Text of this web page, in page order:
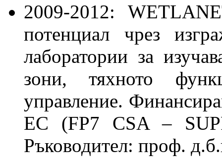
2009-2012:
потенциал чрез
лаборатории за
зони, тяхното
управление.
ЕС (FP7 CSA –
Ръководител: проф.